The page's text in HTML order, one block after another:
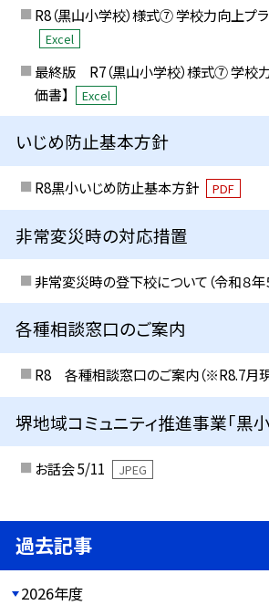
R8（黒山小学校）様式⑦ 学校力向上プラ
Excel
最終版 R7（黒山小学校）様式⑦ 学校
価書】
Excel
いじめ防止基本方針
R8黒小いじめ防止基本方針 PDF
非常変災時の対応措置
非常変災時の登下校について（令和８年
各種相談窓口のご案内
R8 各種相談窓口のご案内（※R8.7月現
堺地域コミュニティ推進事業「黒小
お話会 5/11 JPEG
過去記事
2026年度